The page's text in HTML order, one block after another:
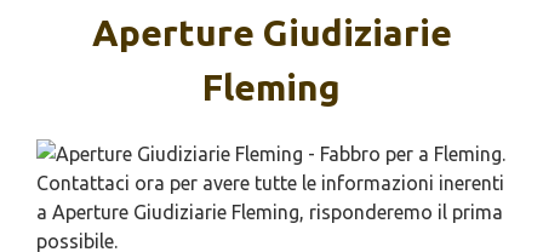
Aperture Giudiziarie
Fleming